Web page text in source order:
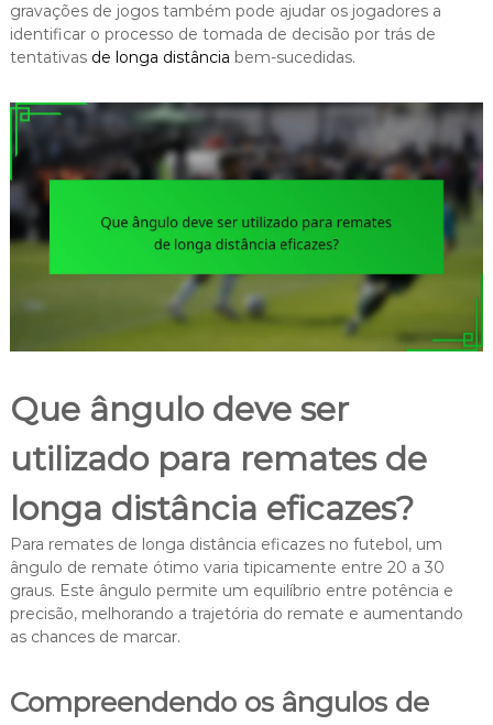
gravações de jogos também pode ajudar os jogadores a
identificar o processo de tomada de decisão por trás de
tentativas de longa distância bem-sucedidas.
Que ângulo deve ser
utilizado para remates de
longa distância eficazes?
Para remates de longa distância eficazes no futebol, um
ângulo de remate ótimo varia tipicamente entre 20 a 30
graus. Este ângulo permite um equilíbrio entre potência e
precisão, melhorando a trajetória do remate e aumentando
as chances de marcar.
Compreendendo os ângulos de